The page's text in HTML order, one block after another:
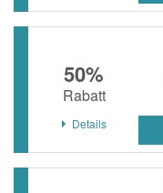
50%
Rabatt
Details